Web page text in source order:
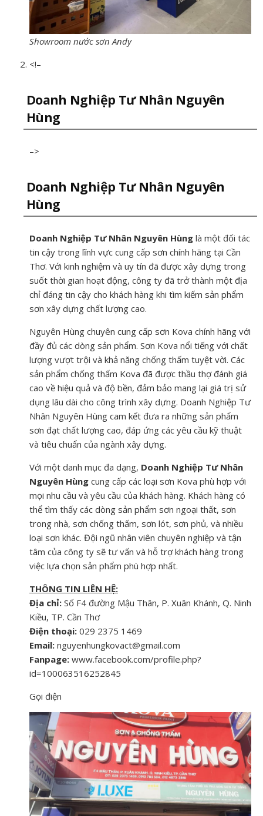
Showroom nước sơn Andy
<!–
Doanh Nghiệp Tư Nhân Nguyên
Hùng
–>
Doanh Nghiệp Tư Nhân Nguyên
Hùng
Doanh Nghiệp Tư Nhân Nguyên Hùng là một đối tác
tin cậy trong lĩnh vực cung cấp sơn chính hãng tại Cần
Thơ. Với kinh nghiệm và uy tín đã được xây dựng trong
suốt thời gian hoạt động, công ty đã trở thành một địa
chỉ đáng tin cậy cho khách hàng khi tìm kiếm sản phẩm
sơn xây dựng chất lượng cao.
Nguyên Hùng chuyên cung cấp sơn Kova chính hãng với
đầy đủ các dòng sản phẩm. Sơn Kova nổi tiếng với chất
lượng vượt trội và khả năng chống thấm tuyệt vời. Các
sản phẩm chống thấm Kova đã được thầu thợ đánh giá
cao về hiệu quả và độ bền, đảm bảo mang lại giá trị sử
dụng lâu dài cho công trình xây dựng. Doanh Nghiệp Tư
Nhân Nguyên Hùng cam kết đưa ra những sản phẩm
sơn đạt chất lượng cao, đáp ứng các yêu cầu kỹ thuật
và tiêu chuẩn của ngành xây dựng.
Với một danh mục đa dạng, Doanh Nghiệp Tư Nhân
Nguyên Hùng cung cấp các loại sơn Kova phù hợp với
mọi nhu cầu và yêu cầu của khách hàng. Khách hàng có
thể tìm thấy các dòng sản phẩm sơn ngoại thất, sơn
trong nhà, sơn chống thấm, sơn lót, sơn phủ, và nhiều
loại sơn khác. Đội ngũ nhân viên chuyên nghiệp và tận
tâm của công ty sẽ tư vấn và hỗ trợ khách hàng trong
việc lựa chọn sản phẩm phù hợp nhất.
THÔNG TIN LIÊN HỆ:
Địa chỉ: Số F4 đường Mậu Thân, P. Xuân Khánh, Q. Ninh
Kiều, TP. Cần Thơ
Điện thoại: 029 2375 1469
Email: nguyenhungkovact@gmail.com
Fanpage: www.facebook.com/profile.php?
id=100063516252845
Gọi điện